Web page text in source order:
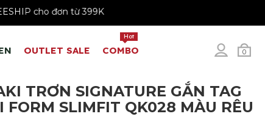
FREESHIP cho đơn từ 399K
0
OUTLET SALE COMBO
Hot
TRƠN SIGNATURE GẮN TAG
FORM SLIMFIT QK028 MÀU RÊU